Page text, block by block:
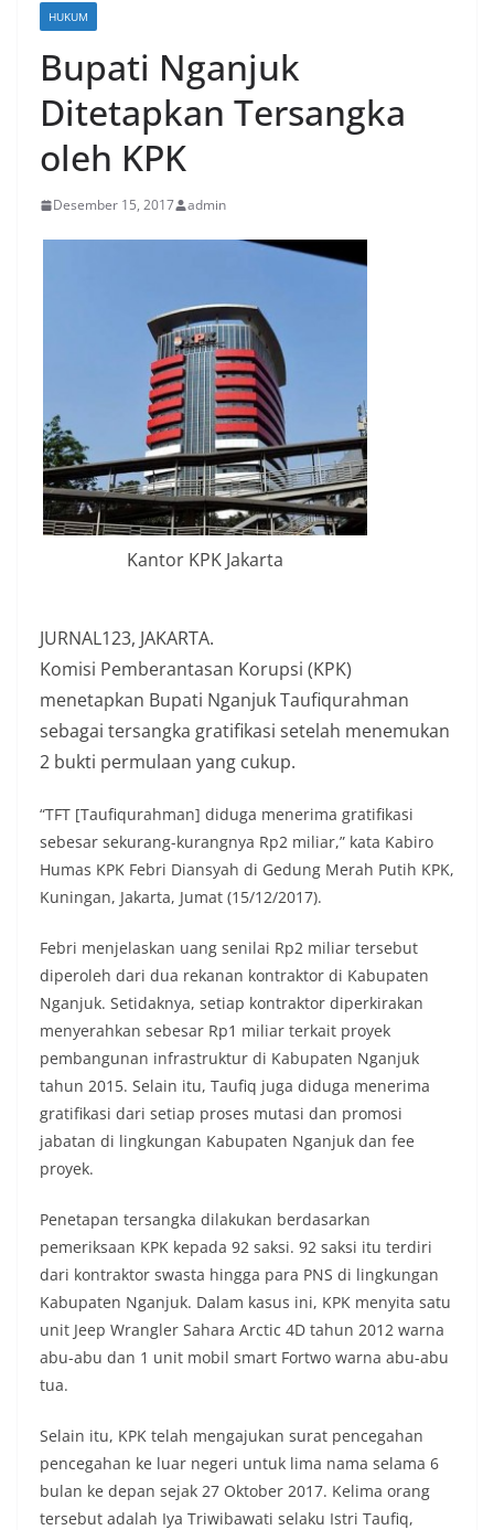
HUKUM
Bupati Nganjuk
Ditetapkan Tersangka
oleh KPK
Desember 15, 2017 admin
Kantor KPK Jakarta
JURNAL123, JAKARTA.
Komisi Pemberantasan Korupsi (KPK)
menetapkan Bupati Nganjuk Taufiqurahman
sebagai tersangka gratifikasi setelah menemukan
2 bukti permulaan yang cukup.
“TFT [Taufiqurahman] diduga menerima gratifikasi
sebesar sekurang-kurangnya Rp2 miliar,” kata Kabiro
Humas KPK Febri Diansyah di Gedung Merah Putih KPK,
Kuningan, Jakarta, Jumat (15/12/2017).
Febri menjelaskan uang senilai Rp2 miliar tersebut
diperoleh dari dua rekanan kontraktor di Kabupaten
Nganjuk. Setidaknya, setiap kontraktor diperkirakan
menyerahkan sebesar Rp1 miliar terkait proyek
pembangunan infrastruktur di Kabupaten Nganjuk
tahun 2015. Selain itu, Taufiq juga diduga menerima
gratifikasi dari setiap proses mutasi dan promosi
jabatan di lingkungan Kabupaten Nganjuk dan fee
proyek.
Penetapan tersangka dilakukan berdasarkan
pemeriksaan KPK kepada 92 saksi. 92 saksi itu terdiri
dari kontraktor swasta hingga para PNS di lingkungan
Kabupaten Nganjuk. Dalam kasus ini, KPK menyita satu
unit Jeep Wrangler Sahara Arctic 4D tahun 2012 warna
abu-abu dan 1 unit mobil smart Fortwo warna abu-abu
tua.
Selain itu, KPK telah mengajukan surat pencegahan
pencegahan ke luar negeri untuk lima nama selama 6
bulan ke depan sejak 27 Oktober 2017. Kelima orang
tersebut adalah Iya Triwibawati selaku Istri Taufiq,